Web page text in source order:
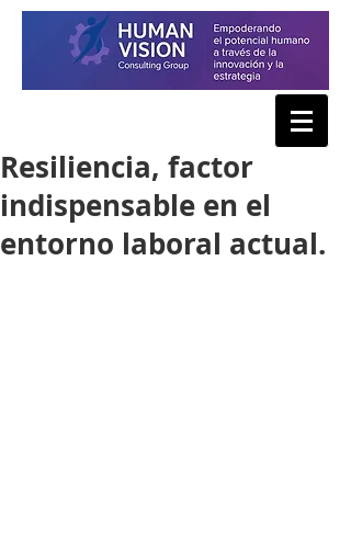
Resiliencia, factor
indispensable en el
entorno laboral actual.